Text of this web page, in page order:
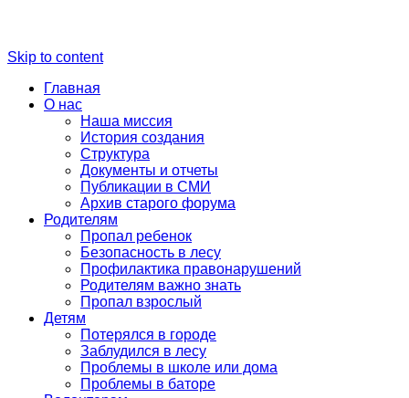
Skip to content
Главная
О нас
Наша миссия
История создания
Структура
Документы и отчеты
Публикации в СМИ
Архив старого форума
Родителям
Пропал ребенок
Безопасность в лесу
Профилактика правонарушений
Родителям важно знать
Пропал взрослый
Детям
Потерялся в городе
Заблудился в лесу
Проблемы в школе или дома
Проблемы в баторе